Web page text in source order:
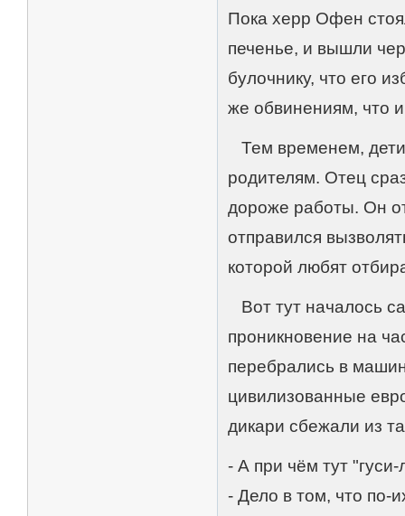
Пока херр Офен
печенье, и вышли
булочнику, что его
же обвинениям, что
Тем временем,
родителям. Отец
дороже работы. Он
отправился
которой любят
Вот тут началось
проникновение на
перебрались в
цивилизованные
дикари сбежали из
- А при чём тут
- Дело в том, что по-